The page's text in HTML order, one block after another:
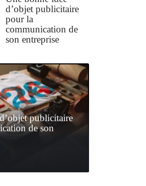
d’objet publicitaire
pour la
communication de
son entreprise
publicitaire
de son